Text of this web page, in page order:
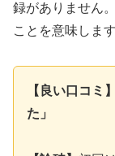
録がありません
ことを意味します
【良い口コミ
た」